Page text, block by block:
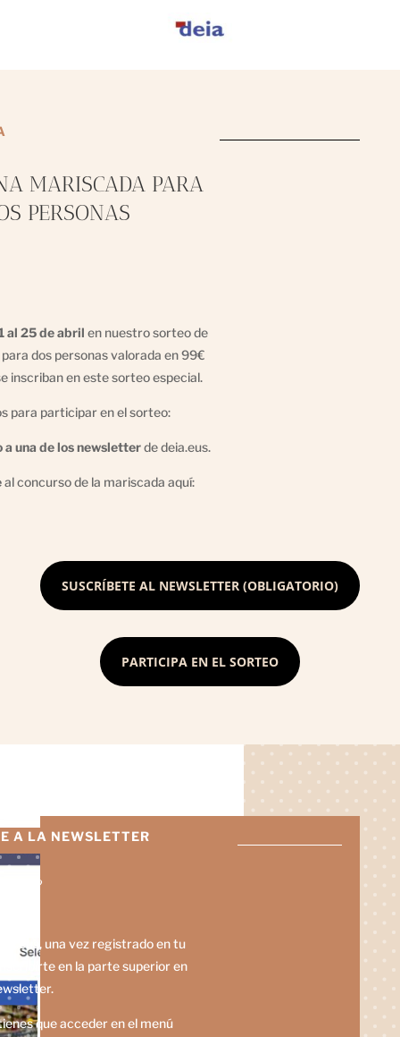
MARISCADA PARA
PERSONAS
al 25 de abril en nuestro sorteo de
dos personas valorada en 99€
inscriban en este sorteo especial.
para participar en el sorteo:
a una de los newsletterde deia.eus.
al concurso de la mariscada aquí:
SUSCRÍBETE AL NEWSLETTER (OBLIGATORIO)
PARTICIPA EN EL SORTEO
A LA NEWSLETTER
una vez registrado en tu
en la parte superior en
que acceder en el menú